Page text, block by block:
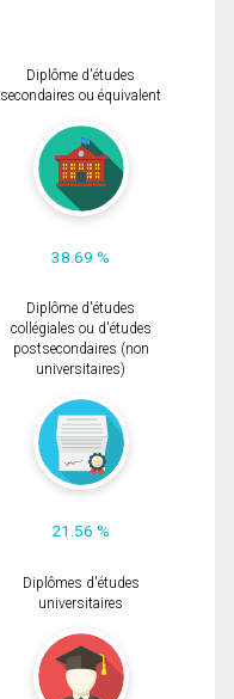
Diplôme d'études
secondaires ou équivalent
38.69 %
Diplôme d'études
collégiales ou d'études
postsecondaires (non
universitaires)
21.56 %
Diplômes d'études
universitaires